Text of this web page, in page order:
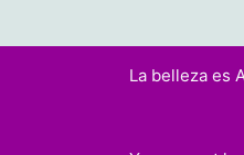
La belleza es